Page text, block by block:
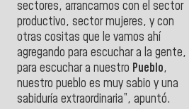
sectores, arrancamos con el sector
productivo, sector mujeres, y con
otras cositas que le vamos ahí
agregando para escuchar a la gente,
para escuchar a nuestro Pueblo,
nuestro pueblo es muy sabio y una
sabiduría extraordinaria”, apuntó.